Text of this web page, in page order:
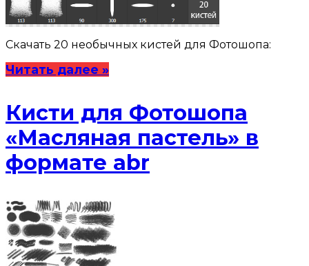
Скачать 20 необычных кистей для Фотошопа:
Читать далее »
Кисти для Фотошопа
«Масляная пастель» в
формате abr